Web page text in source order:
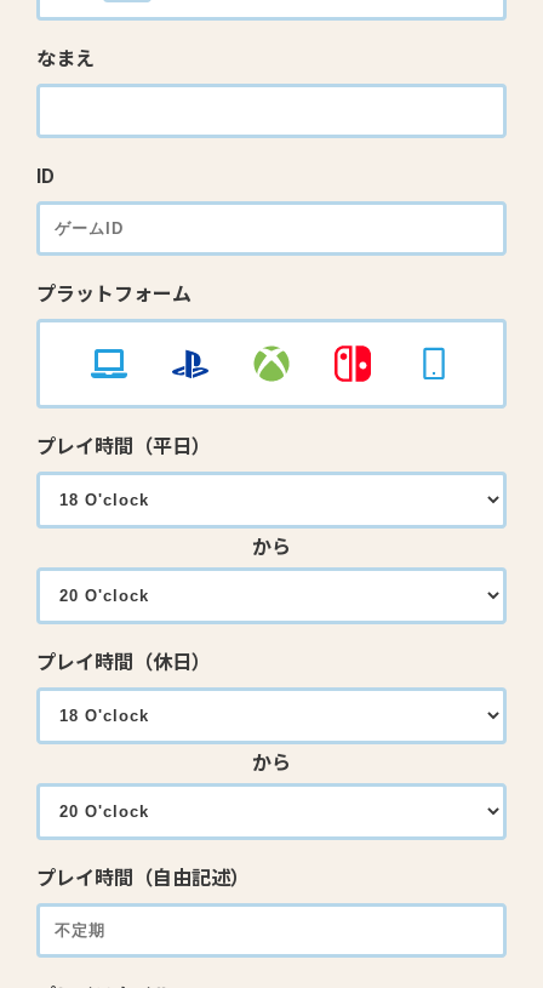
なまえ
ID
プラットフォーム
プレイ時間（平日）
から
プレイ時間（休日）
から
プレイ時間（自由記述）